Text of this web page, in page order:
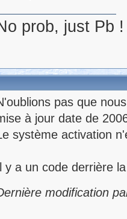
prob, just Pb !
pas que
à jour date de
système activation
y a un code derrière
modification